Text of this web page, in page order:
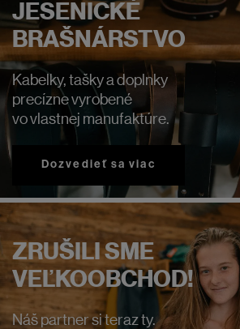
JESENICKÉ
BRAŠNÁRSTVO
Kabelky, tašky a doplnky
precízne vyrobené
vo vlastnej manufaktúre.
Dozvedieť sa viac
ZRUŠILI SME
VEĽKOOBCHOD!
Náš partner si teraz ty.